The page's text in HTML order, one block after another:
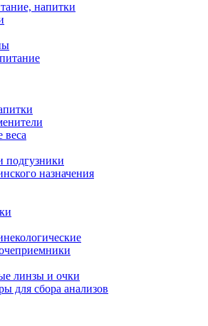
напитки
подгузники
назначения
линзы и очки
для сбора анализов